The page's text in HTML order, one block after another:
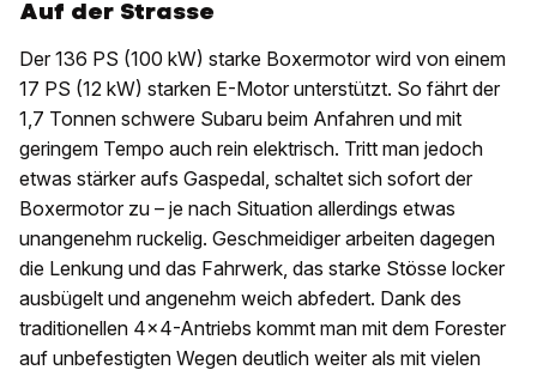
Auf der Strasse
Der 136 PS (100 kW) starke Boxermotor wird von einem
17 PS (12 kW) starken E-Motor unterstützt. So fährt der
1,7 Tonnen schwere Subaru beim Anfahren und mit
geringem Tempo auch rein elektrisch. Tritt man jedoch
etwas stärker aufs Gaspedal, schaltet sich sofort der
Boxermotor zu – je nach Situation allerdings etwas
unangenehm ruckelig. Geschmeidiger arbeiten dagegen
die Lenkung und das Fahrwerk, das starke Stösse locker
ausbügelt und angenehm weich abfedert. Dank des
traditionellen 4x4-Antriebs kommt man mit dem Forester
auf unbefestigten Wegen deutlich weiter als mit vielen